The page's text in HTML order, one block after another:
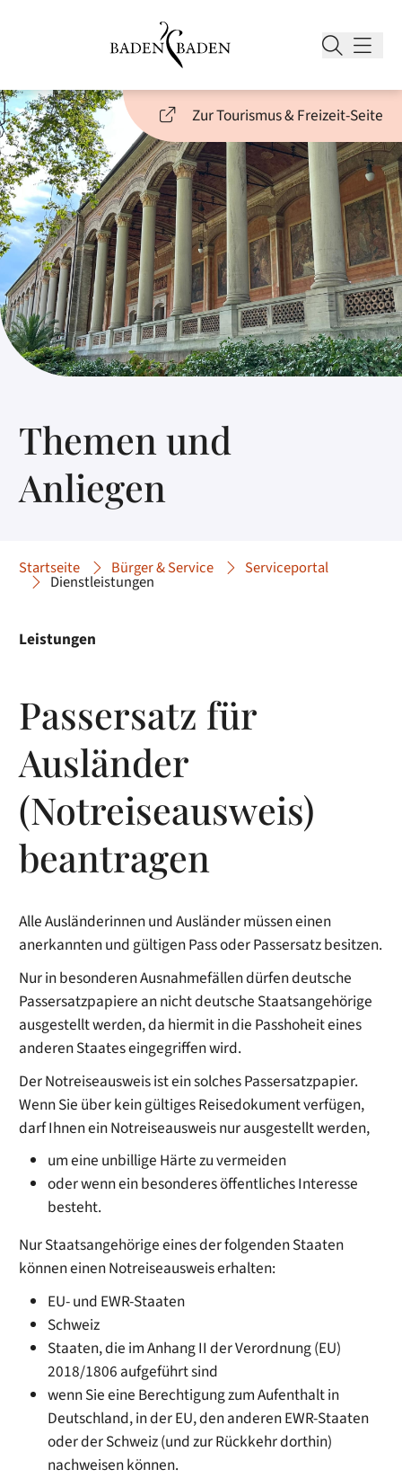
Zur Tourismus & Freizeit-Seite
Themen und
Anliegen
Startseite Bürger & Service Serviceportal
Dienstleistungen
Leistungen
Passersatz für
Ausländer
(Notreiseausweis)
beantragen
Alle Ausländerinnen und Ausländer müssen einen
anerkannten und gültigen Pass oder Passersatz besitzen.
Nur in besonderen Ausnahmefällen dürfen deutsche
Passersatzpapiere an nicht deutsche Staatsangehörige
ausgestellt werden, da hiermit in die Passhoheit eines
anderen Staates eingegriffen wird.
Der Notreiseausweis ist ein solches Passersatzpapier.
Wenn Sie über kein gültiges Reisedokument verfügen,
darf Ihnen ein Notreiseausweis nur ausgestellt werden,
um eine unbillige Härte zu vermeiden
oder wenn ein besonderes öffentliches Interesse
besteht.
Nur Staatsangehörige eines der folgenden Staaten
können einen Notreiseausweis erhalten:
EU- und EWR-Staaten
Schweiz
Staaten, die im Anhang II der Verordnung (EU)
2018/1806 aufgeführt sind
wenn Sie eine Berechtigung zum Aufenthalt in
Deutschland, in der EU, den anderen EWR-Staaten
oder der Schweiz (und zur Rückkehr dorthin)
nachweisen können.